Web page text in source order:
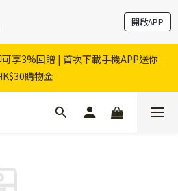
開啟APP
享3%回贈 | 首次下載手機APP送你
購物金